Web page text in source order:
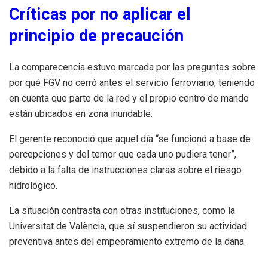
Críticas por no aplicar el
principio de precaución
La comparecencia estuvo marcada por las preguntas sobre
por qué FGV no cerró antes el servicio ferroviario, teniendo
en cuenta que parte de la red y el propio centro de mando
están ubicados en zona inundable.
El gerente reconoció que aquel día “se funcionó a base de
percepciones y del temor que cada uno pudiera tener”,
debido a la falta de instrucciones claras sobre el riesgo
hidrológico.
La situación contrasta con otras instituciones, como la
Universitat de València, que sí suspendieron su actividad
preventiva antes del empeoramiento extremo de la dana.